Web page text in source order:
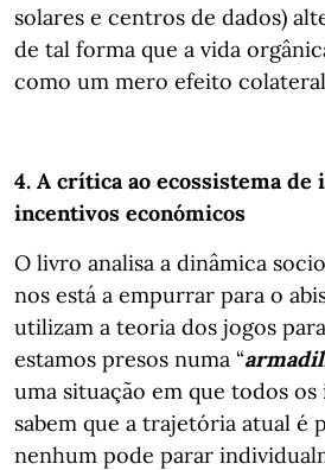
solares e centros de dados)
de tal forma que a vida
como um mero efeito
4. A crítica ao ecossistema de
incentivos económicos
O livro analisa a dinâmica
nos está a empurrar para o
utilizam a teoria dos jogos
estamos presos numa “
uma situação em que todos
sabem que a trajetória atual é
nenhum pode parar